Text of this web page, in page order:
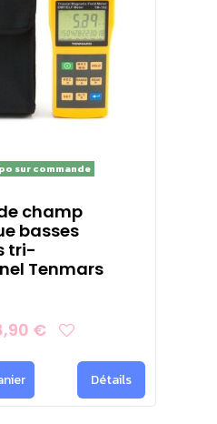
sur commande
champ
basses
tri-
Tenmars
€
Détails